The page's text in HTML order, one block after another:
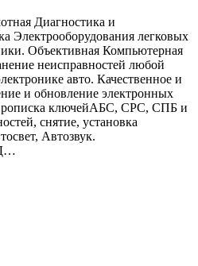
Диагностика и
Электрооборудования легковых
Объективная Компьютерная
неисправностей любой
авто. Качественное и
и обновление электронных
ключейАБС, СРС, СПБ и
снятие, установка
Автозвук.